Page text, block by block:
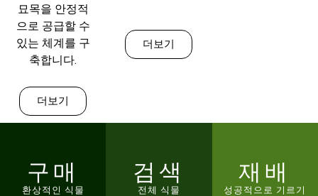
묘목을 안정적
으로 공급할 수
있는 체계를 구
축합니다.
더보기
더보기
구매
환상적인 식물
검색
전체 식물
재배
성공적으로 기르기